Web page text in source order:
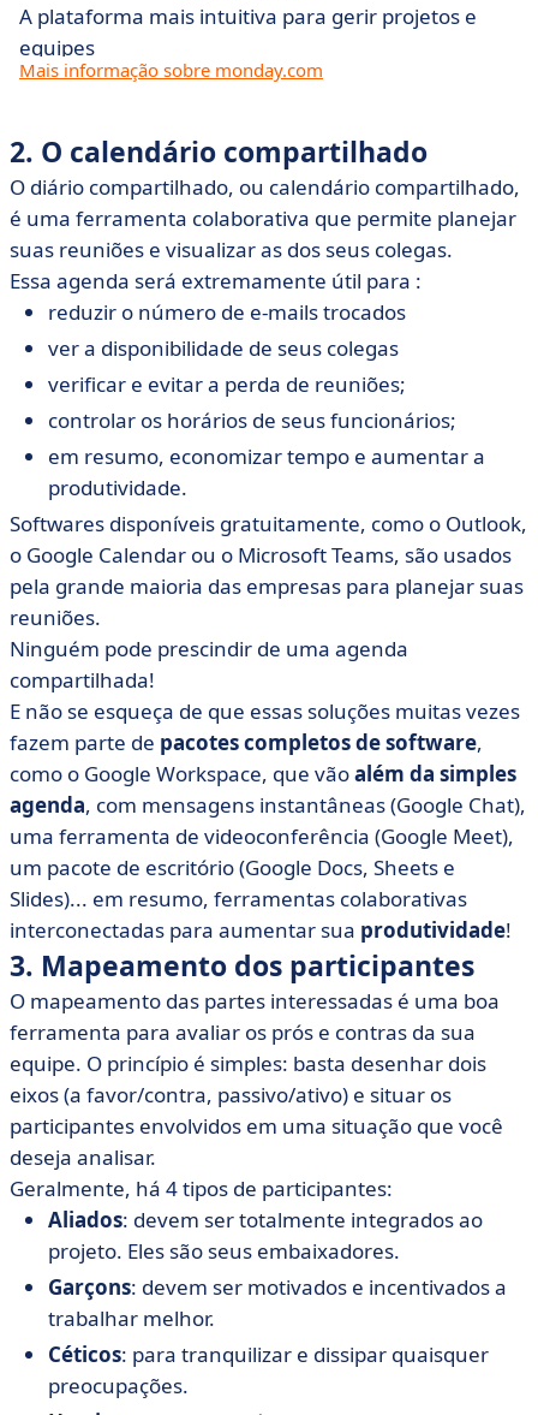
A plataforma mais intuitiva para gerir projetos e
equipes
Mais informação sobre monday.com
2. O calendário compartilhado
O diário compartilhado, ou calendário compartilhado,
é uma ferramenta colaborativa que permite planejar
suas reuniões e visualizar as dos seus colegas.
Essa agenda será extremamente útil para :
reduzir o número de e-mails trocados
ver a disponibilidade de seus colegas
verificar e evitar a perda de reuniões;
controlar os horários de seus funcionários;
em resumo, economizar tempo e aumentar a
produtividade.
Softwares disponíveis gratuitamente, como o Outlook,
o Google Calendar ou o Microsoft Teams, são usados
pela grande maioria das empresas para planejar suas
reuniões.
Ninguém pode prescindir de uma agenda
compartilhada!
E não se esqueça de que essas soluções muitas vezes
fazem parte de pacotes completos de software,
como o Google Workspace, que vãoalém da simples
agenda, com mensagens instantâneas (Google Chat),
uma ferramenta de videoconferência (Google Meet),
um pacote de escritório (Google Docs, Sheets e
Slides)... em resumo, ferramentas colaborativas
interconectadas para aumentar sua produtividade!
3. Mapeamento dos participantes
O mapeamento das partes interessadas é uma boa
ferramenta para avaliar os prós e contras da sua
equipe. O princípio é simples: basta desenhar dois
eixos (a favor/contra, passivo/ativo) e situar os
participantes envolvidos em uma situação que você
deseja analisar.
Geralmente, há 4 tipos de participantes:
Aliados: devem ser totalmente integrados ao
projeto. Eles são seus embaixadores.
Garçons: devem ser motivados e incentivados a
trabalhar melhor.
Céticos: para tranquilizar e dissipar quaisquer
preocupações.